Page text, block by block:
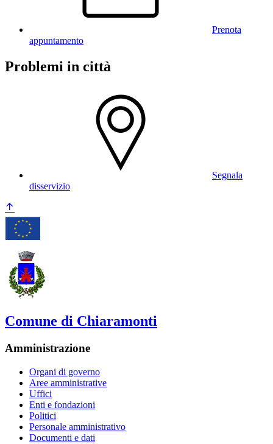
Prenota
appuntamento
Problemi in città
Segnala
disservizio
Comune di Chiaramonti
Amministrazione
Organi di governo
Aree amministrative
Uffici
Enti e fondazioni
Politici
Personale amministrativo
Documenti e dati